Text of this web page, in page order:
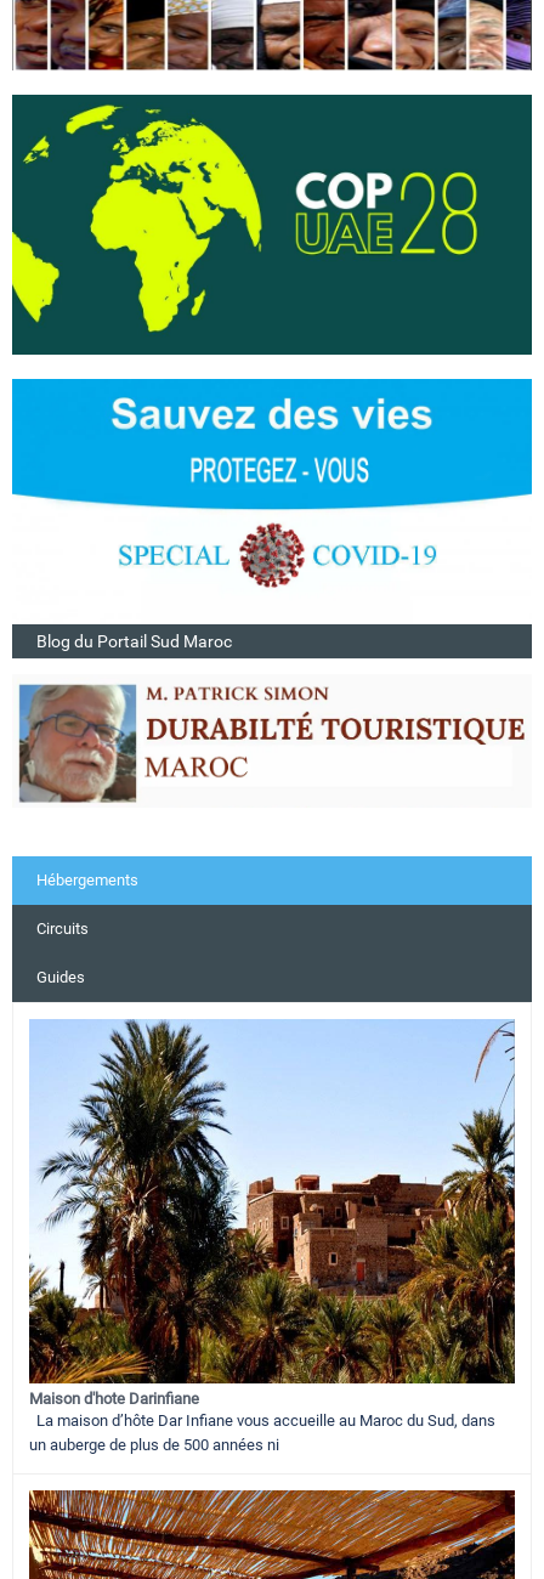
Blog du Portail Sud Maroc
Hébergements
Circuits
Guides
Maison d'hote Darinfiane
La maison d’hôte Dar Infiane vous accueille au Maroc du Sud, dans
un auberge de plus de 500 années ni